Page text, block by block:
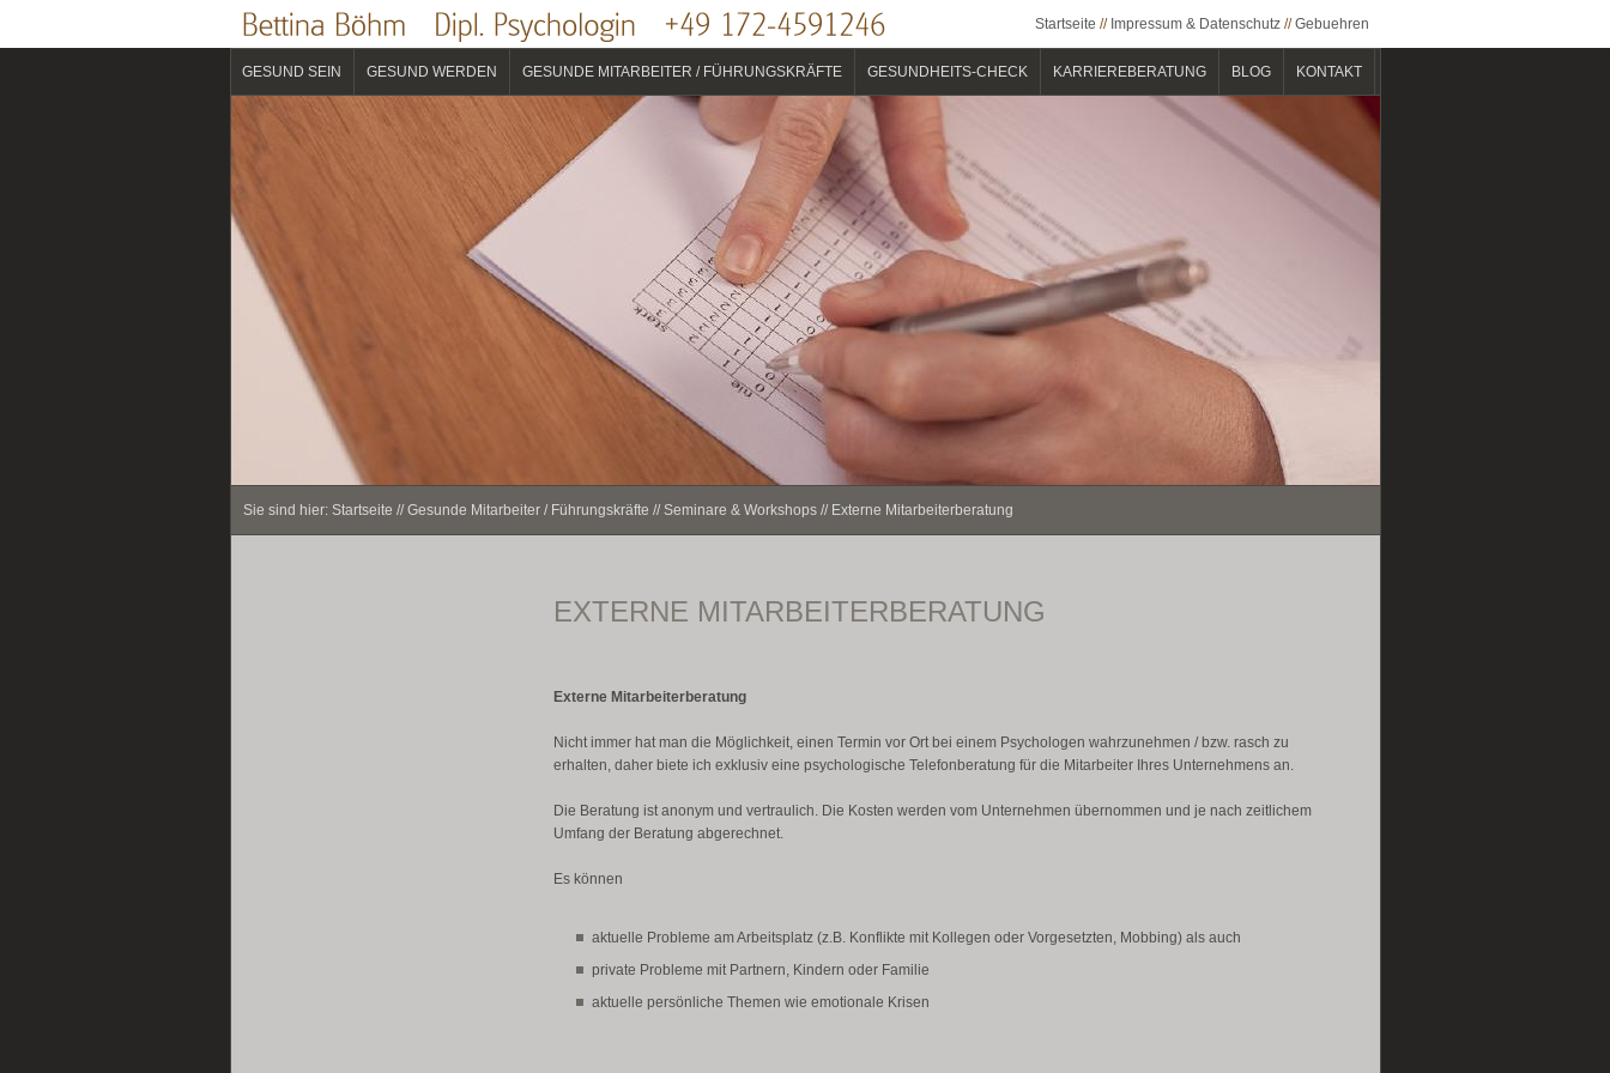
Startseite // Impressum & Datenschutz//Gebuehren
GESUND SEIN GESUND WERDEN GESUNDE MITARBEITER / FÜHRUNGSKRÄFTE GESUNDHEITS-CHECK KARRIEREBERATUNG BLOG KONTAKT
Sie sind hier: Startseite //Gesunde Mitarbeiter / Führungskräfte //Seminare & Workshops// Externe Mitarbeiterberatung
EXTERNE MITARBEITERBERATUNG
Externe Mitarbeiterberatung
Nicht immer hat man die Möglichkeit, einen Termin vor Ort bei einem Psychologen wahrzunehmen / bzw. rasch zu
erhalten, daher biete ich exklusiv eine psychologische Telefonberatung für die Mitarbeiter Ihres Unternehmens an.
Die Beratung ist anonym und vertraulich. Die Kosten werden vom Unternehmen übernommen und je nach zeitlichem
Umfang der Beratung abgerechnet.
Es können
aktuelle Probleme am Arbeitsplatz (z.B. Konflikte mit Kollegen oder Vorgesetzten, Mobbing) als auch
private Probleme mit Partnern, Kindern oder Familie
aktuelle persönliche Themen wie emotionale Krisen